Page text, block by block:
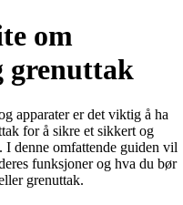
om
grenuttak
apparater er det viktig å ha
for å sikre et sikkert og
denne omfattende guiden vil
funksjoner og hva du bør
grenuttak.